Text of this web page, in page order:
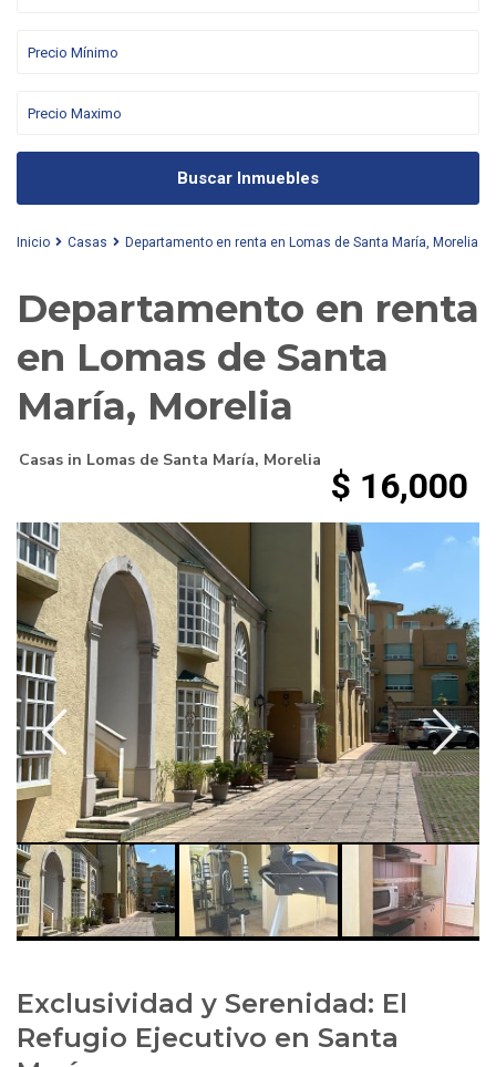
Buscar Inmuebles
Inicio Casas Departamento en renta en Lomas de Santa María, Morelia
Departamento en renta
en Lomas de Santa
María, Morelia
Casas in Lomas de Santa María, Morelia
$ 16,000
Exclusividad y Serenidad: El
Refugio Ejecutivo en Santa